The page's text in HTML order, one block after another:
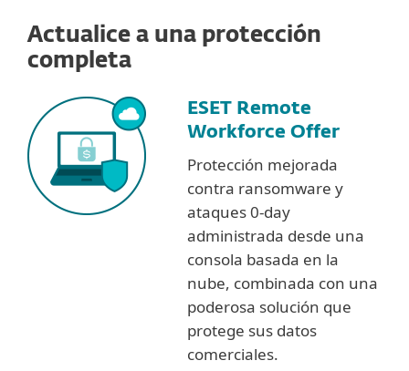
Actualice a una protección
completa
ESET Remote
Workforce Offer
Protección mejorada
contra ransomware y
ataques 0-day
administrada desde una
consola basada en la
nube, combinada con una
poderosa solución que
protege sus datos
comerciales.